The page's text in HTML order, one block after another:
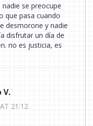
se preocupe
que pasa cuando
desmorone y nadie
disfrutar un día de
no es justicia, es
V.
21:12